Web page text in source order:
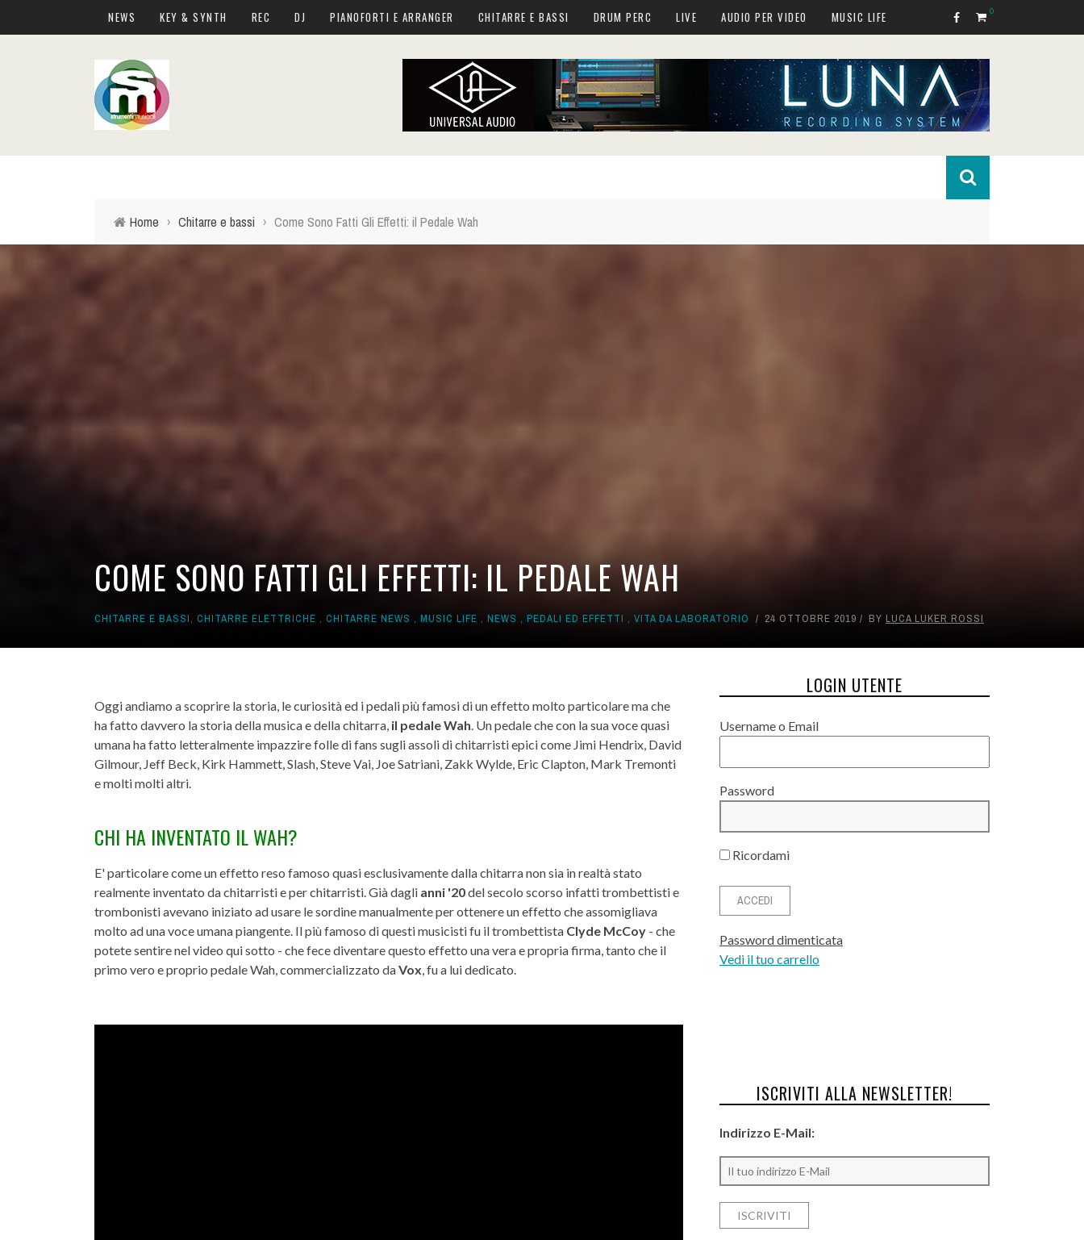
NEWS KEY & SYNTH REC DJ PIANOFORTI E ARRANGER CHITARRE E BASSI DRUM PERC LIVE AUDIO PER VIDEO MUSIC LIFE 0
Home › Chitarre e bassi › Come Sono Fatti Gli Effetti: il Pedale Wah
COME SONO FATTI GLI EFFETTI: IL PEDALE WAH
CHITARRE E BASSI, CHITARRE ELETTRICHE , CHITARRE NEWS , MUSIC LIFE , NEWS , PEDALI ED EFFETTI , VITA DA LABORATORIO 24 OTTOBRE 2019 BY LUCA LUKER ROSSI
Oggi andiamo a scoprire la storia, le curiosità ed i pedali più famosi di un effetto molto particolare ma che
ha fatto davvero la storia della musica e della chitarra, il pedale Wah. Un pedale che con la sua voce quasi
umana ha fatto letteralmente impazzire folle di fans sugli assoli di chitarristi epici come Jimi Hendrix, David
Gilmour, Jeff Beck, Kirk Hammett, Slash, Steve Vai, Joe Satriani, Zakk Wylde, Eric Clapton, Mark Tremonti
e molti molti altri.
CHI HA INVENTATO IL WAH?
E' particolare come un effetto reso famoso quasi esclusivamente dalla chitarra non sia in realtà stato
realmente inventato da chitarristi e per chitarristi. Già dagli anni '20del secolo scorso infatti trombettisti e
trombonisti avevano iniziato ad usare le sordine manualmente per ottenere un effetto che assomigliava
molto ad una voce umana piangente. Il più famoso di questi musicisti fu il trombettista Clyde McCoy - che
potete sentire nel video qui sotto - che fece diventare questo effetto una vera e propria firma, tanto che il
primo vero e proprio pedale Wah, commercializzato daVox, fu a lui dedicato.
LOGIN UTENTE
Username o Email
Password
Ricordami
Password dimenticata
Vedi il tuo carrello
ISCRIVITI ALLA NEWSLETTER!
Indirizzo E-Mail: